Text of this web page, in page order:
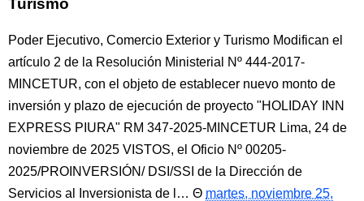
Turismo
Poder Ejecutivo, Comercio Exterior y Turismo Modifican el
artículo 2 de la Resolución Ministerial Nº 444-2017-
MINCETUR, con el objeto de establecer nuevo monto de
inversión y plazo de ejecución de proyecto "HOLIDAY INN
EXPRESS PIURA" RM 347-2025-MINCETUR Lima, 24 de
noviembre de 2025 VISTOS, el Oficio Nº 00205-
2025/PROINVERSIÓN/ DSI/SSI de la Dirección de
Servicios al Inversionista de l…
martes, noviembre 25,